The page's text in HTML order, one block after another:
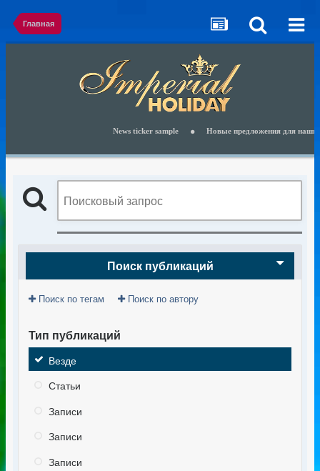
Главная
News ticker sample Новые предложения для наших
Поиск публикаций
Поиск по тегам Поиск по автору
Тип публикаций
Везде
Статьи
Записи
Записи
Записи